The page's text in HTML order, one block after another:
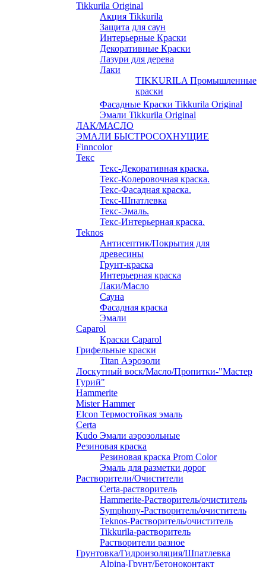
Tikkurila Original
Акция Tikkurila
Защита для саун
Интерьерные Краски
Декоративные Краски
Лазури для дерева
Лаки
TIKKURILA Промышленные
краски
Фасадные Краски Tikkurila Original
Эмали Tikkurila Original
ЛАК/МАСЛО
ЭМАЛИ БЫСТРОСОХНУЩИЕ
Finncolor
Текс
Текс-Декоративная краска.
Текс-Колеровочная краска.
Текс-Фасадная краска.
Текс-Шпатлевка
Текс-Эмаль.
Текс-Интерьерная краска.
Teknos
Антисептик/Покрытия для
древесины
Грунт-краска
Интерьерная краска
Лаки/Масло
Сауна
Фасадная краска
Эмали
Caparol
Краски Caparol
Грифельные краски
Titan Аэрозоли
Лоскутный воск/Масло/Пропитки-"Мастер
Гурий"
Hammerite
Mister Hammer
Elcon Термостойкая эмаль
Certa
Kudo Эмали аэрозольные
Резиновая краска
Резиновая краска Prom Color
Эмаль для разметки дорог
Растворители/Очистители
Certa-растворитель
Hammerite-Растворитель/очиститель
Symphony-Растворитель/очиститель
Teknos-Растворитель/очиститель
Tikkurila-растворитель
Растворители разное
Грунтовка/Гидроизоляция/Шпатлевка
Alpina-Грунт/Бетоноконтакт